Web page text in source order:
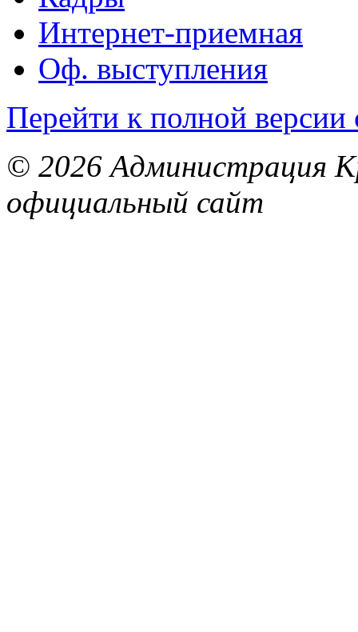
Интернет-приемная
Оф. выступления
Перейти к полной версии
© 2026 Администрация
официальный сайт